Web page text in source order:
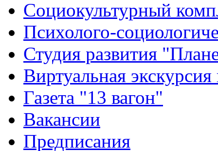
Социокультурный
Психолого-
Студия развития
Виртуальная
Газета "13 вагон"
Вакансии
Предписания